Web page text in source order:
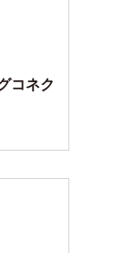
コネク